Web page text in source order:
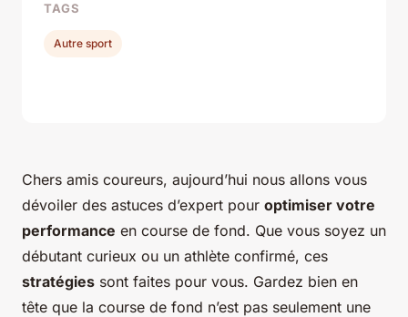
Chers amis coureurs, aujourd’hui nous allons vous
dévoiler des astuces d’expert pour optimiser votre
performance en course de fond. Que vous soyez un
débutant curieux ou un athlète confirmé, ces
stratégies sont faites pour vous. Gardez bien en
tête que la course de fond n’est pas seulement une
TAGS
Autre sport